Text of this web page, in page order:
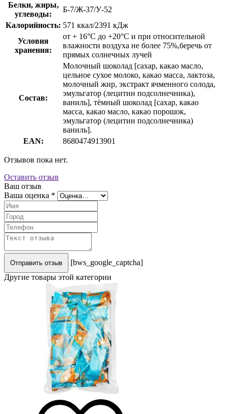
Белки, жиры,
углеводы:
Б-7/Ж-37/У-52
Калорийность: 571 ккал/2391 кДж
Условия
хранения:
от + 16°С до +20°С и при относительной
влажности воздуха не более 75%,беречь от
прямых солнечных лучей
Состав:
Молочный шоколад [сахар, какао масло,
цельное сухое молоко, какао масса, лактоза,
молочный жир, экстракт ячменного солода,
эмульгатор (лецитин подсолнечника),
ваниль], тёмный шоколад [сахар, какао
масса, какао масло, какао порошок,
эмульгатор (лецитин подсолнечника)
ваниль].
EAN:
8680474913901
Отзывов пока нет.
Оставить отзыв
Ваш отзыв
Ваша оценка *
Отправить отзыв
[bws_google_captcha]
Другие товары этой категории